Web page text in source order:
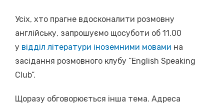
Усіх, хто прагне вдосконалити розмовну
англійську, запрошуємо щосуботи об 11.00
у відділ літератури іноземними мовами на
засідання розмовного клубу “English Speaking
Club”.
Щоразу обговорюється інша тема. Адреса